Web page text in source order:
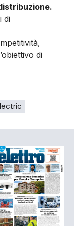
di
di